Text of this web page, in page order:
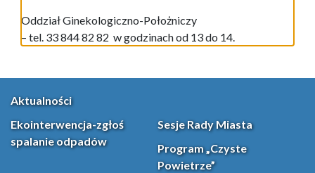
Oddział Ginekologiczno-Położniczy
– tel. 33 844 82 82 w godzinach od 13 do 14.
Aktualności
Ekointerwencja-zgłoś
spalanie odpadów
Sesje Rady Miasta
Program „Czyste
Powietrze”